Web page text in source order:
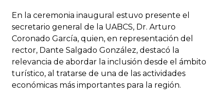
En la ceremonia inaugural estuvo presente el
secretario general de la UABCS, Dr. Arturo
Coronado García, quien, en representación del
rector, Dante Salgado González, destacó la
relevancia de abordar la inclusión desde el ámbito
turístico, al tratarse de una de las actividades
económicas más importantes para la región.